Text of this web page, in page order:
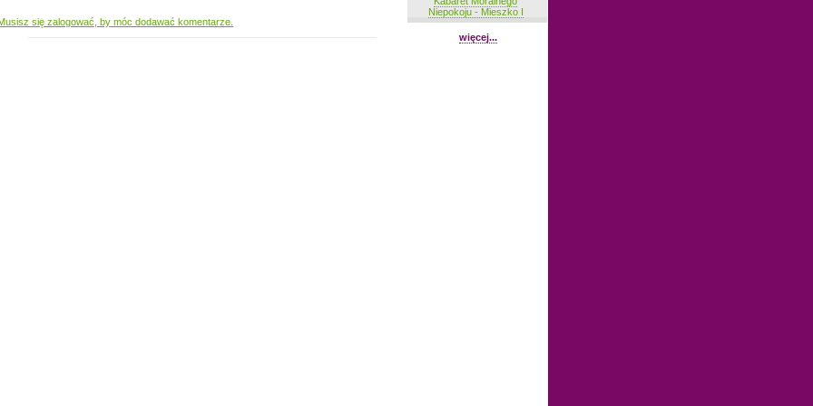
się zalogować, by móc dodawać komentarze.
Niepokoju - Mieszko I
więcej...